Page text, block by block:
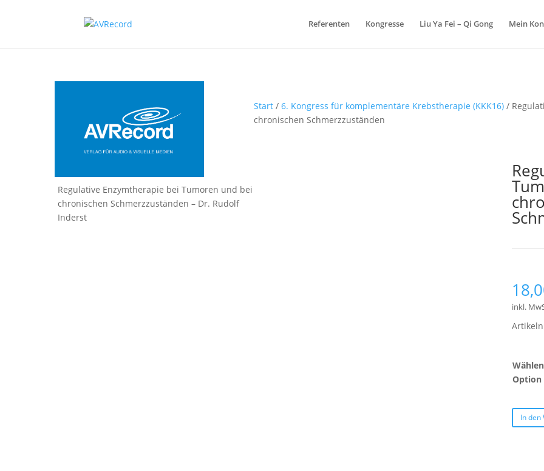
Referenten Kongresse Liu Ya Fei – Qi Gong Mein
Regulative Enzymtherapie bei Tumoren und bei
chronischen Schmerzzuständen – Dr. Rudolf
Inderst
Start/ 6. Kongress für komplementäre Krebstherapie (KKK16)/
chronischen Schmerzzuständen
inkl.
Option
In den